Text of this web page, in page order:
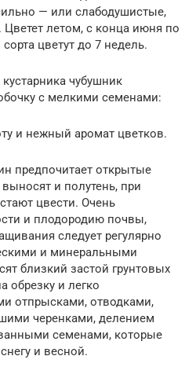
— или слабодушистые,
летом, с конца июня по
цветут до 7 недель.
чубушник
с мелкими семенами:
и нежный аромат цветков.
предпочитает открытые
и полутень, при
цвести. Очень
и плодородию почвы,
следует регулярно
и минеральными
близкий застой грунтовых
обрезку и легко
отпрысками, отводками,
черенками, делением
семенами, которые
и весной.